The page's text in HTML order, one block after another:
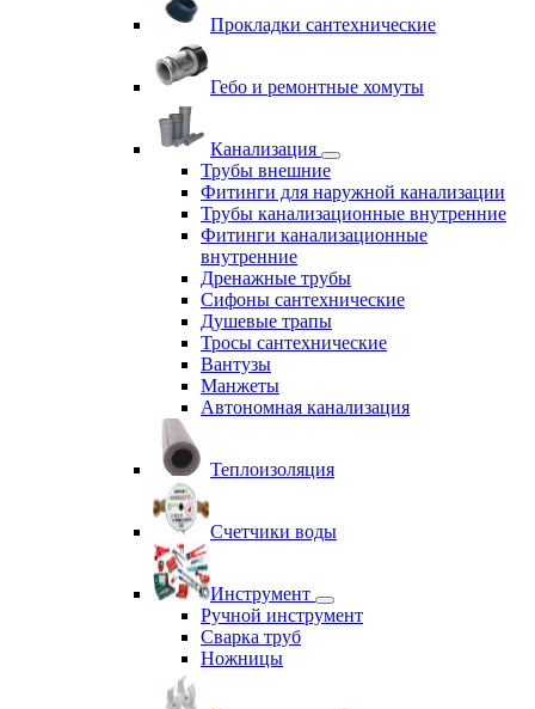
Прокладки сантехнические
Гебо и ремонтные хомуты
Канализация
Трубы внешние
Фитинги для наружной канализации
Трубы канализационные внутренние
Фитинги канализационные
внутренние
Дренажные трубы
Сифоны сантехнические
Душевые трапы
Тросы сантехнические
Вантузы
Манжеты
Автономная канализация
Теплоизоляция
Счетчики воды
Инструмент
Ручной инструмент
Сварка труб
Ножницы